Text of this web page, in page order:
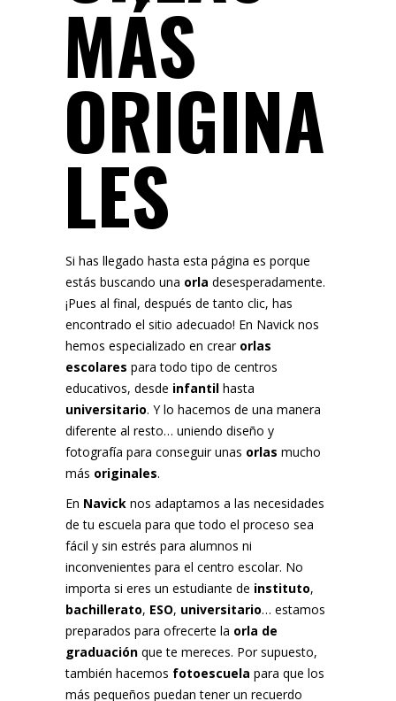
MÁS
ORIGINA
LES
Si has llegado hasta esta página es porque
estás buscando una orla desesperadamente.
¡Pues al final, después de tanto clic, has
encontrado el sitio adecuado! En Navick nos
hemos especializado en crear orlas
escolares para todo tipo de centros
educativos, desde infantil hasta
universitario. Y lo hacemos de una manera
diferente al resto… uniendo diseño y
fotografía para conseguir unas orlas mucho
más originales.
En Navick nos adaptamos a las necesidades
de tu escuela para que todo el proceso sea
fácil y sin estrés para alumnos ni
inconvenientes para el centro escolar. No
importa si eres un estudiante de instituto,
bachillerato, ESO, universitario… estamos
preparados para ofrecerte la orla de
graduación que te mereces. Por supuesto,
también hacemos fotoescuela para que los
más pequeños puedan tener un recuerdo